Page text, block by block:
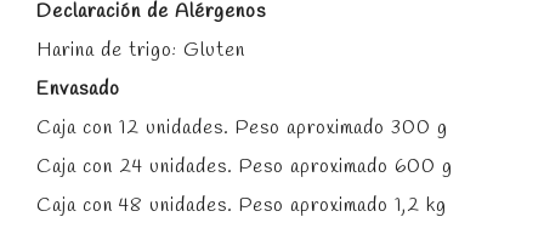
Declaración de Alérgenos
Harina de trigo: Gluten
Envasado
Caja con 12 unidades. Peso aproximado 300 g
Caja con 24 unidades. Peso aproximado 600 g
Caja con 48 unidades. Peso aproximado 1,2 kg